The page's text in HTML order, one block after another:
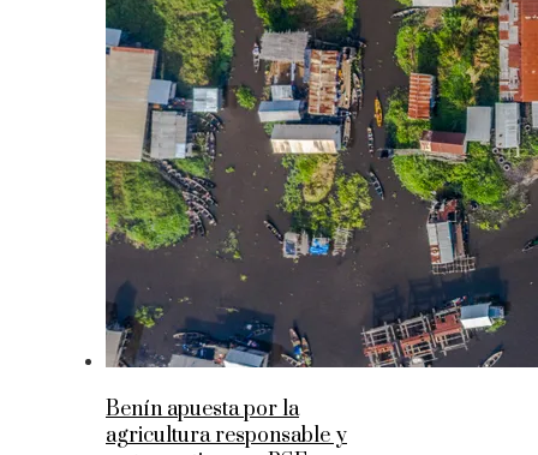
Benín apuesta por la
agricultura responsable y